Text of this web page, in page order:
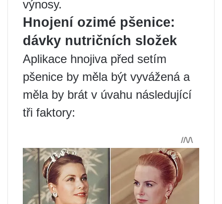
výnosy.
Hnojení ozimé pšenice:
dávky nutričních složek
Aplikace hnojiva před setím
pšenice by měla být vyvážená a
měla by brát v úvahu následující
tři faktory: